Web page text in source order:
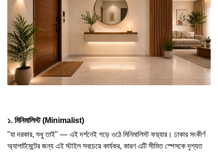
১. মিনিমালিস্ট (Minimalist)
"যা দরকার, শুধু তাই" — এই দর্শনেই গড়ে ওঠে মিনিমালিস্ট ফয়্যার। ঢাকার সংকীর্ণ
অ্যাপার্টমেন্টের জন্য এই স্টাইল সবচেয়ে কার্যকর, কারণ এটি সীমিত স্পেসকে দৃশ্যত